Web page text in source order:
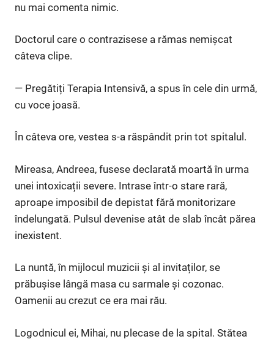
nu mai comenta nimic.
Doctorul care o contrazisese a rămas nemișcat
câteva clipe.
— Pregătiți Terapia Intensivă, a spus în cele din urmă,
cu voce joasă.
În câteva ore, vestea s-a răspândit prin tot spitalul.
Mireasa, Andreea, fusese declarată moartă în urma
unei intoxicații severe. Intrase într-o stare rară,
aproape imposibil de depistat fără monitorizare
îndelungată. Pulsul devenise atât de slab încât părea
inexistent.
La nuntă, în mijlocul muzicii și al invitaților, se
prăbușise lângă masa cu sarmale și cozonac.
Oamenii au crezut ce era mai rău.
Logodnicul ei, Mihai, nu plecase de la spital. Stătea